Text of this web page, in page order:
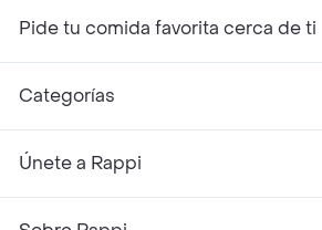
Pide tu comida favorita cerca de ti
Categorías
Únete a Rappi